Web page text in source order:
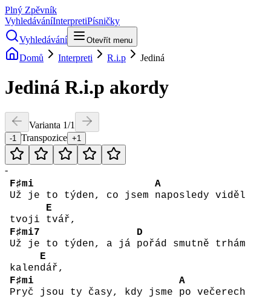
Plný Zpěvník
VyhledáváníInterpretiPísničky
Vyhledávání
Otevřít menu
Domů Interpreti R.i.p Jediná
Jediná R.i.p akordy
Varianta 1/1
-1 Transpozice +1
-
F♯mi
Už je to týden, co jsem
A
naposledy viděl
tvoji
E
tvář,
F♯mi7
Už je to týden, a já
D
pořád smutně trhám
kalen
E
dář,
F♯mi
Pryč jsou ty časy, kdy jsme
A
po večerech